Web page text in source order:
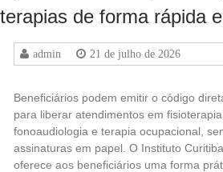
terapias de forma rápida
admin 21 de julho de 2026
Beneficiários podem emitir o código
para liberar atendimentos em
fonoaudiologia e terapia ocupacional,
assinaturas em papel. O Instituto
oferece aos beneficiários uma forma